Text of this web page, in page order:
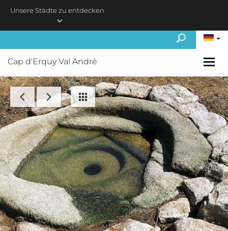
Unsere Städte zu entdecken
Cap d'Erquy Val André